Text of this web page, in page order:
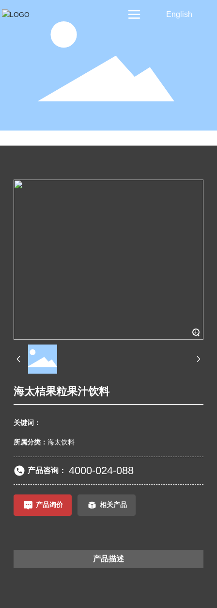
English
+
海太桔果粒果汁饮料
关键词：
所属分类：海太饮料
产品咨询： 4000-024-088
产品询价 相关产品
产品描述